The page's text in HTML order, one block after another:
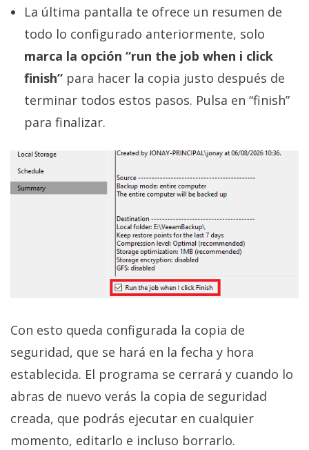
La última pantalla te ofrece un resumen de
todo lo configurado anteriormente, solo
marca la opción “run the job when i click
finish” para hacer la copia justo después de
terminar todos estos pasos. Pulsa en “finish”
para finalizar.
Con esto queda configurada la copia de
seguridad, que se hará en la fecha y hora
establecida. El programa se cerrará y cuando lo
abras de nuevo verás la copia de seguridad
creada, que podrás ejecutar en cualquier
momento, editarlo e incluso borrarlo.